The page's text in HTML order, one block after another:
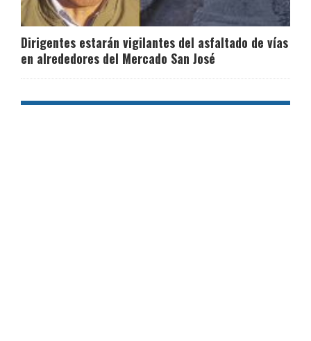
Dirigentes estarán vigilantes del asfaltado de vías
en alrededores del Mercado San José